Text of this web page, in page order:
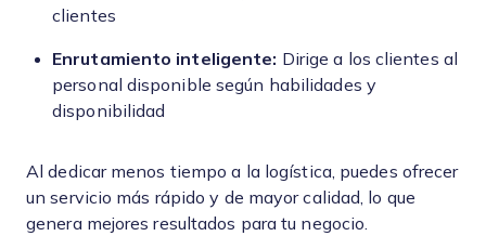
clientes
Enrutamiento inteligente: Dirige a los clientes al
personal disponible según habilidades y
disponibilidad
Al dedicar menos tiempo a la logística, puedes ofrecer
un servicio más rápido y de mayor calidad, lo que
genera mejores resultados para tu negocio.